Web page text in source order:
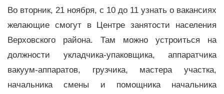
Во вторник, 21 ноября, с 10 до 11 узнать о вакансиях
желающие смогут в Центре занятости населения
Верховского района. Там можно устроиться на
должности укладчика-упаковщика, аппаратчика
вакуум-аппаратов, грузчика, мастера участка,
начальника смены и помощника начальника